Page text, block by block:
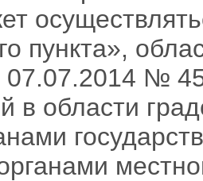
пункта»,
07.07.2014 №
в области